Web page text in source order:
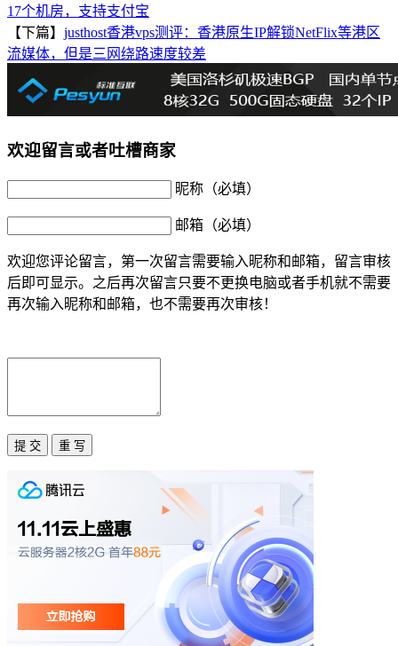
17个机房，支持支付宝
【下篇】 justhost香港vps测评：香港原生IP解锁NetFlix等港区
流媒体，但是三网绕路速度较差
欢迎留言或者吐槽商家
昵称（必填）
邮箱（必填）
欢迎您评论留言，第一次留言需要输入昵称和邮箱，留言审核
后即可显示。之后再次留言只要不更换电脑或者手机就不需要
再次输入昵称和邮箱，也不需要再次审核！